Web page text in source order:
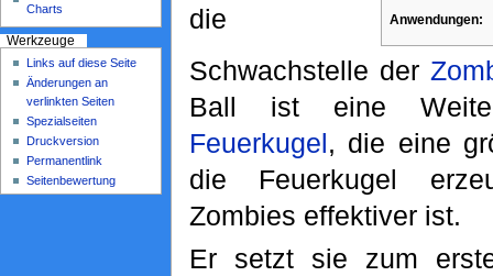
Anwendungen:
die
Schwachstelle der
Ball ist eine
Feuerkugel, die eine
die Feuerkugel
Zombies effektiver ist.
Er setzt sie zum
Werkzeuge
Links auf diese Seite
Änderungen an
verlinkten Seiten
Spezialseiten
Druckversion
Permanentlink
Seitenbewertung